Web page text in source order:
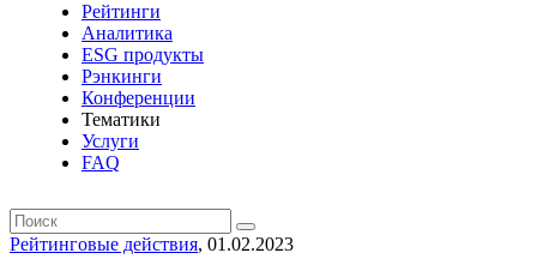
Рейтинги
Аналитика
ESG продукты
Рэнкинги
Конференции
Тематики
Услуги
FAQ
Рейтинговые действия, 01.02.2023